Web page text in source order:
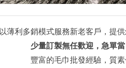
以薄利多銷模式服務新老客戶，提供
少量訂製無任歡迎，急單
豐富的毛巾批發經驗，質